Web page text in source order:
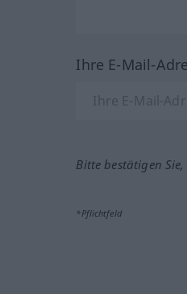
Ihre E-Mail-
Bitte bestätigen
*Pflichtfeld